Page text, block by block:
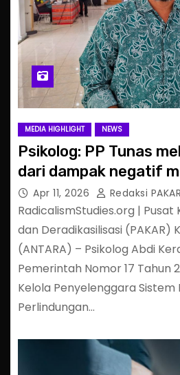
MEDIA HIGHLIGHT NEWS
Psikolog: PP Tunas
dari dampak negatif
Apr 11, 2026 Redaksi PAKAR
RadicalismStudies.org | Pusat
dan Deradikasilisasi (PAKAR)
(ANTARA) – Psikolog Abdi
Pemerintah Nomor 17 Tahun
Kelola Penyelenggara
Perlindungan…